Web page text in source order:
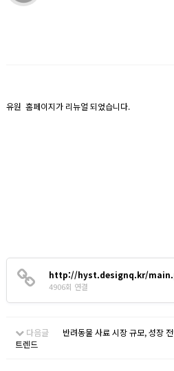
유원 홈페이지가 리뉴얼 되었습니다.
http://hyst.designq.kr/
4906회 연결
다음글
반려동물 사료 시장 규모, 성장
트렌드